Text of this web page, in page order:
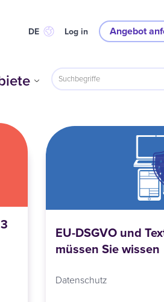
DE Log in Angebot
EU-DSGVO und
müssen Sie wissen
Datenschutz